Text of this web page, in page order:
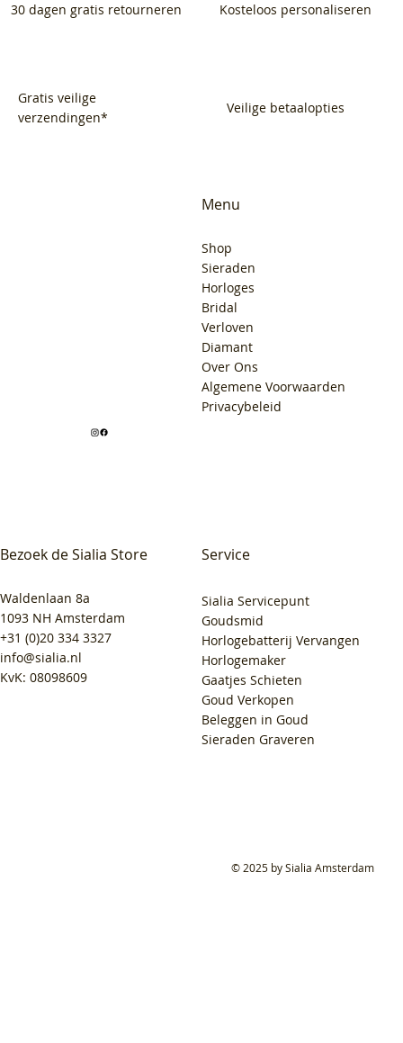
30 dagen gratis retourneren Kosteloos personaliseren
Gratis veilige
verzendingen*
Veilige betaalopties
Bezoek de Sialia Store
Waldenlaan 8a
1093 NH Amsterdam
+31 (0)20 334 3327
info@sialia.nl
KvK: 08098609
Menu
Shop
Sieraden
Horloges
Bridal
Verloven
Diamant
Over Ons
Algemene Voorwaarden
Privacybeleid
Service
Sialia Servicepunt
Goudsmid
Horlogebatterij Vervangen
Horlogemaker
Gaatjes Schieten
Goud Verkopen
Beleggen in Goud
Sieraden Graveren
© 2025 by Sialia Amsterdam